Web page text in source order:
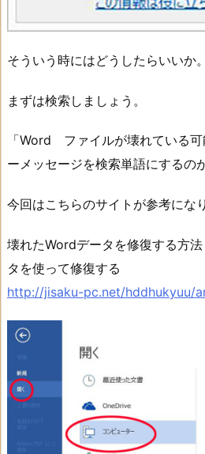
そういう時にはどうしたらいいか。
まずは検索しましょう。
「Word ファイルが壊れている
ーメッセージを検索単語にするの
今回はこちらのサイトが参考にな
壊れたWordデータを修復する方
タを使って修復する
http://jisaku-pc.net/hddhukyuu/